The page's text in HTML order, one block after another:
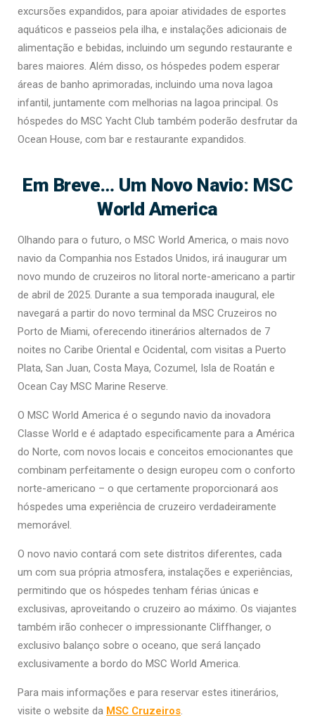
excursões expandidos, para apoiar atividades de esportes
aquáticos e passeios pela ilha, e instalações adicionais de
alimentação e bebidas, incluindo um segundo restaurante e
bares maiores. Além disso, os hóspedes podem esperar
áreas de banho aprimoradas, incluindo uma nova lagoa
infantil, juntamente com melhorias na lagoa principal. Os
hóspedes do MSC Yacht Club também poderão desfrutar da
Ocean House, com bar e restaurante expandidos.
Em Breve… Um Novo Navio: MSC
World America
Olhando para o futuro, o MSC World America, o mais novo
navio da Companhia nos Estados Unidos, irá inaugurar um
novo mundo de cruzeiros no litoral norte-americano a partir
de abril de 2025. Durante a sua temporada inaugural, ele
navegará a partir do novo terminal da MSC Cruzeiros no
Porto de Miami, oferecendo itinerários alternados de 7
noites no Caribe Oriental e Ocidental, com visitas a Puerto
Plata, San Juan, Costa Maya, Cozumel, Isla de Roatán e
Ocean Cay MSC Marine Reserve.
O MSC World America é o segundo navio da inovadora
Classe World e é adaptado especificamente para a América
do Norte, com novos locais e conceitos emocionantes que
combinam perfeitamente o design europeu com o conforto
norte-americano – o que certamente proporcionará aos
hóspedes uma experiência de cruzeiro verdadeiramente
memorável.
O novo navio contará com sete distritos diferentes, cada
um com sua própria atmosfera, instalações e experiências,
permitindo que os hóspedes tenham férias únicas e
exclusivas, aproveitando o cruzeiro ao máximo. Os viajantes
também irão conhecer o impressionante Cliffhanger, o
exclusivo balanço sobre o oceano, que será lançado
exclusivamente a bordo do MSC World America.
Para mais informações e para reservar estes itinerários,
visite o website da MSC Cruzeiros